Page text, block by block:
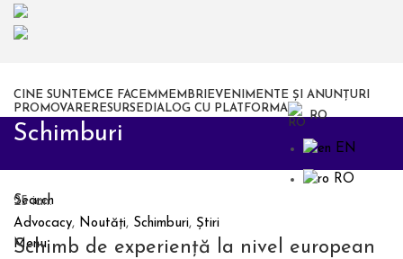
CINE SUNTEMCE FACEM MEMBRI EVENIMENTE ȘI ANUNȚURI
PROMOVARE RESURSE DIALOG CU PLATFORMA
RO
EN
RO
Search
Menu
Schimburi
25ian.
Advocacy, Noutăți, Schimburi, Știri
Schimb de experiență la nivel european